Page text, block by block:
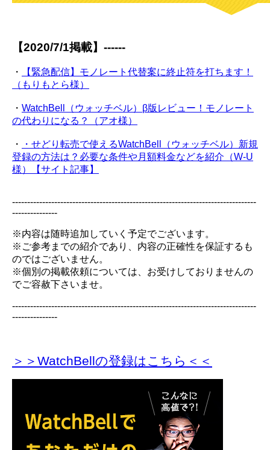
【2020/7/1掲載】------
・
【緊急配信】モノレート代替案に終止符を打ちます！
（もりもとら様）
・ WatchBell（ウォッチベル）β版レビュー！モノレート
の代わりになる？（アオ様）
・
・せどり転売で使えるWatchBell（ウォッチベル）新規
登録の方法は？必要な条件や月額料金などを紹介（W-U
様）【サイト記事】
---------------------------------------------------------------------------------
---------------
※内容は随時追加していく予定でございます。
※ご参考までの紹介であり、内容の正確性を保証するも
のではございません。
※個別の掲載依頼については、お受けしておりませんの
でご容赦下さいませ。
---------------------------------------------------------------------------------
---------------
＞＞WatchBellの登録はこちら＜＜